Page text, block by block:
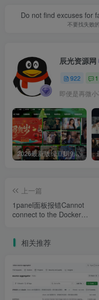
Do not find excuses for
不要找失败
辰光资源网
922 1
2026最新版绿豆UI9双端影视APP源码
上一篇
1panel面板报错Cannot
connect to the Docker
Is the docker daemon
相关推荐